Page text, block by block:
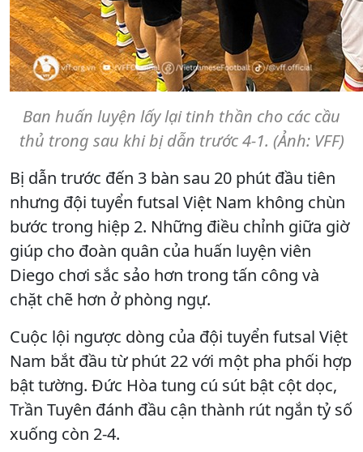
Ban huấn luyện lấy lại tinh thần cho các cầu
thủ trong sau khi bị dẫn trước 4-1. (Ảnh: VFF)
Bị dẫn trước đến 3 bàn sau 20 phút đầu tiên
nhưng đội tuyển futsal Việt Nam không chùn
bước trong hiệp 2. Những điều chỉnh giữa giờ
giúp cho đoàn quân của huấn luyện viên
Diego chơi sắc sảo hơn trong tấn công và
chặt chẽ hơn ở phòng ngự.
Cuộc lội ngược dòng của đội tuyển futsal Việt
Nam bắt đầu từ phút 22 với một pha phối hợp
bật tường. Đức Hòa tung cú sút bật cột dọc,
Trần Tuyên đánh đầu cận thành rút ngắn tỷ số
xuống còn 2-4.